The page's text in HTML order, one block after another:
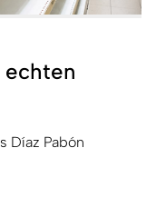
echten
Díaz Pabón